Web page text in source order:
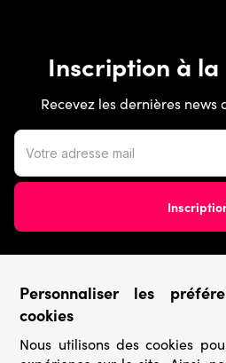
Inscription à
Recevez les dernières
› Conditions
Personnaliser les
cookies
Nous utilisons des cookies